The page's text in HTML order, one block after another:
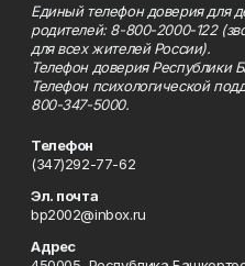
Единый телефон доверия для
родителей: 8-800-2000-122
для всех жителей России).
Телефон доверия Республики
Телефон психологической
800-347-5000.
Телефон
(347)292-77-62
Эл. почта
bp2002@inbox.ru
Адрес